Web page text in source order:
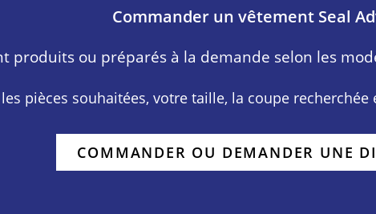
Commander un vêtement Seal
produits ou préparés à la demande selon les
pièces souhaitées, votre taille, la coupe
COMMANDER OU DEMANDER UNE